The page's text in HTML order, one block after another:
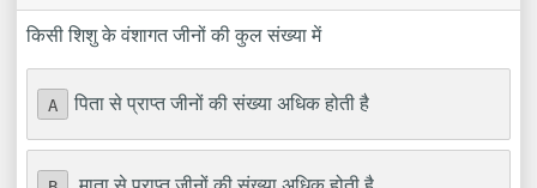
किसी शिशु के वंशागत जीनों की कुल संख्या में
A पिता से प्राप्त जीनों की संख्या अधिक होती है